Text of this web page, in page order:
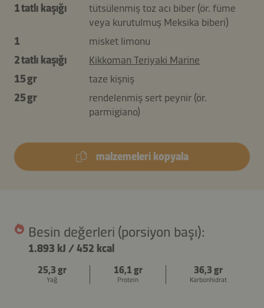
1 tatlı kaşığı
tütsülenmiş toz acı biber (ör. füme
veya kurutulmuş Meksika biberi)
1
misket limonu
2 tatlı kaşığı
Kikkoman Teriyaki Marine
15 gr
taze kişniş
25 gr
rendelenmiş sert peynir (ör.
parmigiano)
malzemeleri kopyala
Besin değerleri (porsiyon başı):
1.893 kJ /452 kcal
25,3 gr
Yağ
16,1 gr
Protein
36,3 gr
Karbonhidrat